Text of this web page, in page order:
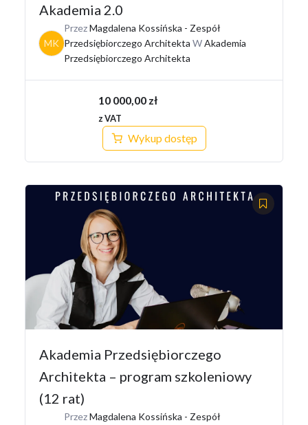
Akademia 2.0
MK
PrzezMagdalena Kossińska - Zespół
Przedsiębiorczego Architekta WAkademia
Przedsiębiorczego Architekta
10 000,00 zł
z VAT
Wykup dostęp
Akademia Przedsiębiorczego
Architekta – program szkoleniowy
(12 rat)
PrzezMagdalena Kossińska - Zespół